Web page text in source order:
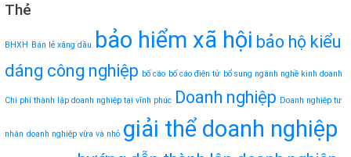
Thẻ
BHXH Bán lẻ xăng dầu bảo hiểm xã hội bảo hộ kiểu
dáng công nghiệp bố cáo bố cáo điện tử bổ sung ngành nghề kinh doanh
Chi phí thành lập doanh nghiệp tại vĩnh phúc Doanh nghiệp Doanh nghiệp tư
nhân doanh nghiệp vừa và nhỏ giải thể doanh nghiệp